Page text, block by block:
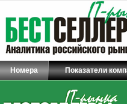
Номера Показатели